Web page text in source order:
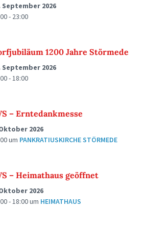
September 2026
- 23:00
1200 Jahre Störmede
September 2026
- 18:00
– Erntedankmesse
2026
um PANKRATIUSKIRCHE STÖRMEDE
– Heimathaus geöffnet
2026
- 18:00um HEIMATHAUS